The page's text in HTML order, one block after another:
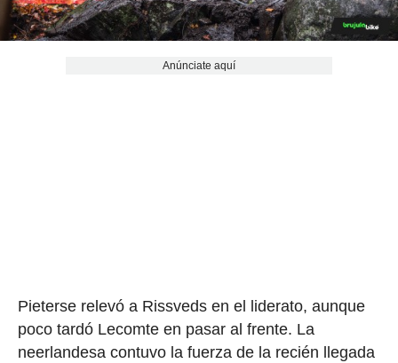
Anúnciate aquí
Pieterse relevó a Rissveds en el liderato, aunque
poco tardó Lecomte en pasar al frente. La
neerlandesa contuvo la fuerza de la recién llegada